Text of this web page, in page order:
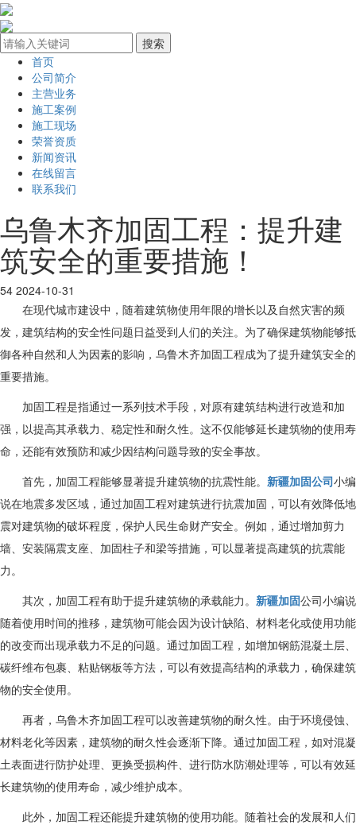
首页
公司简介
主营业务
施工案例
施工现场
荣誉资质
新闻资讯
在线留言
联系我们
乌鲁木齐加固工程：提升建
筑安全的重要措施！
54 2024-10-31
在现代城市建设中，随着建筑物使用年限的增长以及自然灾害的频
发，建筑结构的安全性问题日益受到人们的关注。为了确保建筑物能够抵
御各种自然和人为因素的影响，乌鲁木齐加固工程成为了提升建筑安全的
重要措施。
加固工程是指通过一系列技术手段，对原有建筑结构进行改造和加
强，以提高其承载力、稳定性和耐久性。这不仅能够延长建筑物的使用寿
命，还能有效预防和减少因结构问题导致的安全事故。
首先，加固工程能够显著提升建筑物的抗震性能。 新疆加固公司小编
说在地震多发区域，通过加固工程对建筑进行抗震加固，可以有效降低地
震对建筑物的破坏程度，保护人民生命财产安全。例如，通过增加剪力
墙、安装隔震支座、加固柱子和梁等措施，可以显著提高建筑的抗震能
力。
其次，加固工程有助于提升建筑物的承载能力。 新疆加固公司小编说
随着使用时间的推移，建筑物可能会因为设计缺陷、材料老化或使用功能
的改变而出现承载力不足的问题。通过加固工程，如增加钢筋混凝土层、
碳纤维布包裹、粘贴钢板等方法，可以有效提高结构的承载力，确保建筑
物的安全使用。
再者，乌鲁木齐加固工程可以改善建筑物的耐久性。由于环境侵蚀、
材料老化等因素，建筑物的耐久性会逐渐下降。通过加固工程，如对混凝
土表面进行防护处理、更换受损构件、进行防水防潮处理等，可以有效延
长建筑物的使用寿命，减少维护成本。
此外，加固工程还能提升建筑物的使用功能。随着社会的发展和人们